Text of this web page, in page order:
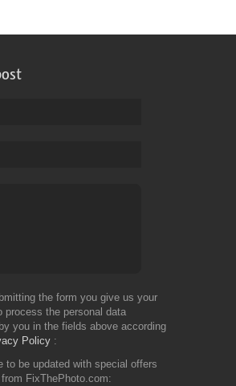
the form you give us your
process the personal data
you in the fields above according
Policy
to be updated with special offers
FixThePhoto.com